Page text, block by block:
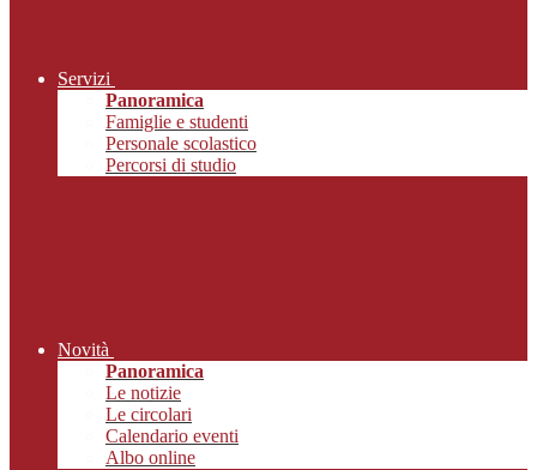
Servizi
Panoramica
Famiglie e studenti
Personale scolastico
Percorsi di studio
Novità
Panoramica
Le notizie
Le circolari
Calendario eventi
Albo online